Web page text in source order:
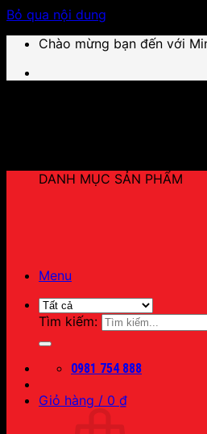
Bỏ qua nội dung
Chào mừng bạn đến với
Menu
Tìm kiếm:
0981 754 888
Giỏ hàng / 0 ₫
DANH MỤC SẢN PHẨM